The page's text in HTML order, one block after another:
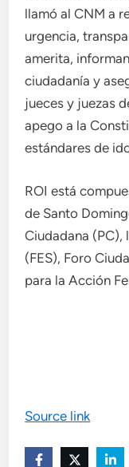
llamó al CNM a
urgencia,
amerita,
ciudadanía y
jueces y juezas
apego a la
estándares de
ROI está
de Santo
Ciudadana (PC),
(FES), Foro
para la Acción
Source link